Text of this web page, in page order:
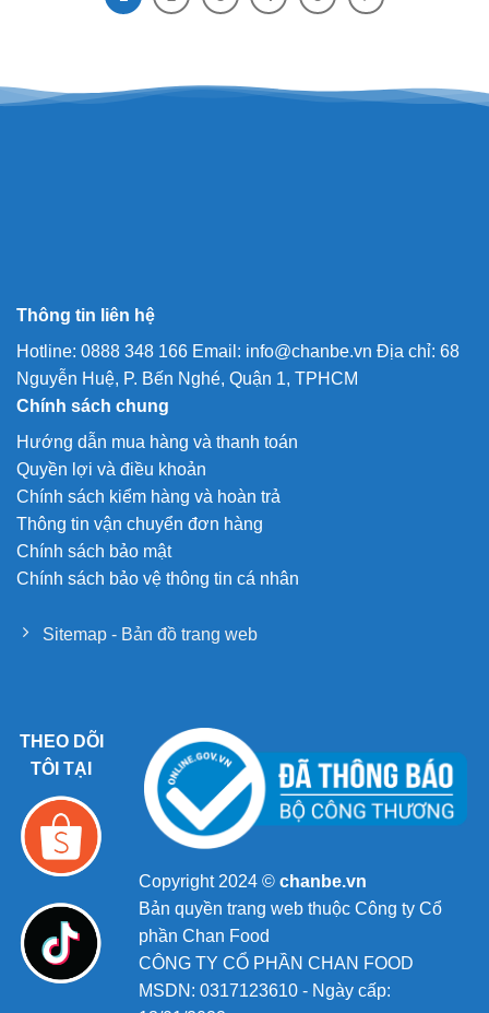
Thông tin liên hệ
Hotline: 0888 348 166 Email: info@chanbe.vn Địa chỉ: 68
Nguyễn Huệ, P. Bến Nghé, Quận 1, TPHCM
Chính sách chung
Hướng dẫn mua hàng và thanh toán
Quyền lợi và điều khoản
Chính sách kiểm hàng và hoàn trả
Thông tin vận chuyển đơn hàng
Chính sách bảo mật
Chính sách bảo vệ thông tin cá nhân
Sitemap - Bản đồ trang web
THEO DÕI
TÔI TẠI
Copyright 2024 © chanbe.vn
Bản quyền trang web thuộc Công ty Cổ
phần Chan Food
CÔNG TY CỔ PHẦN CHAN FOOD
MSDN: 0317123610 - Ngày cấp: